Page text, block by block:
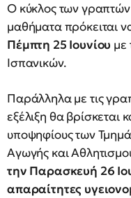
O κύκλος των
μαθήματα πρόκειται
Πέμπτη 25 Ιουνίου με
Ισπανικών.
Παράλληλα με τις
εξέλιξη θα βρίσκεται
υποψηφίους των
Αγωγής και
την Παρασκευή 26
απαραίτητες